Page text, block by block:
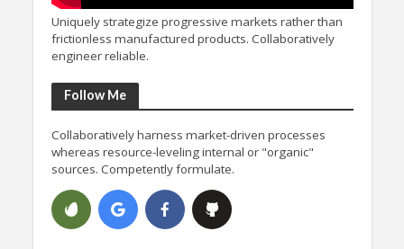
Uniquely strategize progressive markets rather than
frictionless manufactured products. Collaboratively
engineer reliable.
Follow Me
Collaboratively harness market-driven processes
whereas resource-leveling internal or "organic"
sources. Competently formulate.